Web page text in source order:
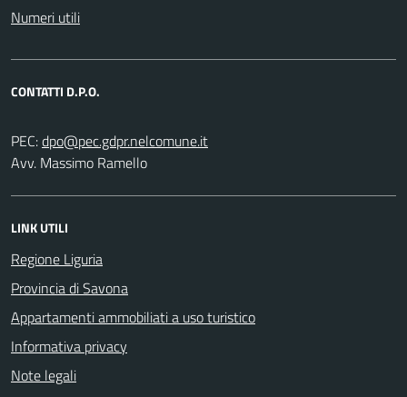
Numeri utili
CONTATTI D.P.O.
PEC:
Avv. Massimo Ramello
LINK UTILI
Regione Liguria
Provincia di Savona
Appartamenti ammobiliati a uso turistico
Informativa privacy
Note legali